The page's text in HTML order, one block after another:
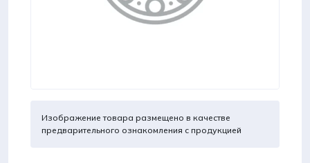
Изображение товара размещено в качестве
предварительного ознакомления с продукцией